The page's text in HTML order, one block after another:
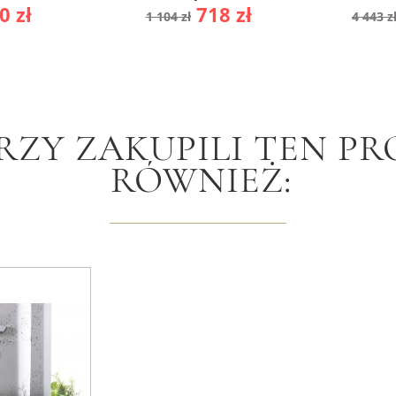
zł Cena
podstawowa
1 104 zł Cena
718 zł 4 443 zł
ZAKUPILI TEN
RÓWNIEŻ: